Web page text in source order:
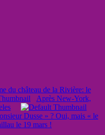
du château de la Rivière: le
Après New-York,
Dusse » ? Oui, mais « le
le 19 mars !